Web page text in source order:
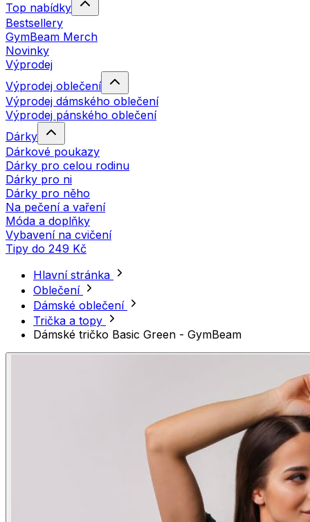
Top nabídky
Bestsellery
GymBeam Merch
Novinky
Výprodej
Výprodej oblečení
Výprodej dámského oblečení
Výprodej pánského oblečení
Dárky
Dárkové poukazy
Dárky pro celou rodinu
Dárky pro ni
Dárky pro něho
Na pečení a vaření
Móda a doplňky
Vybavení na cvičení
Tipy do 249 Kč
Hlavní stránka
Oblečení
Dámské oblečení
Trička a topy
Dámské tričko Basic Green - GymBeam